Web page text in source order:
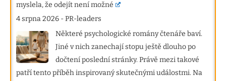
myslela, že odejít není možné
4 srpna 2026 -PR-leaders
Některé psychologické romány čtenáře baví.
Jiné v nich zanechají stopu ještě dlouho po
dočtení poslední stránky. Právě mezi takové
patří tento příběh inspirovaný skutečnými událostmi. Na